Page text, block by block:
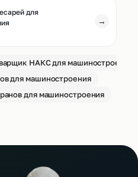
для
→
НАКС для машиностроения
для машиностроения
для машиностроения